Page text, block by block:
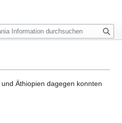
Äthiopien dagegen konnten